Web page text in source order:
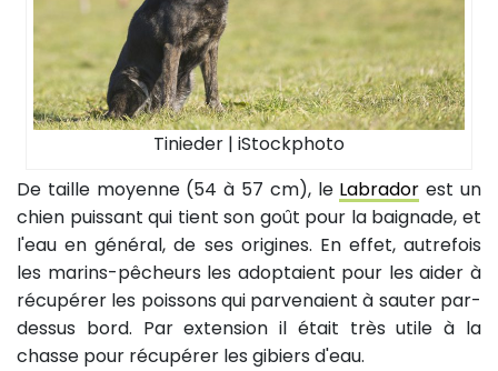
Tinieder | iStockphoto
De taille moyenne (54 à 57 cm), le Labrador est un
chien puissant qui tient son goût pour la baignade, et
l'eau en général, de ses origines. En effet, autrefois
les marins-pêcheurs les adoptaient pour les aider à
récupérer les poissons qui parvenaient à sauter par-
dessus bord. Par extension il était très utile à la
chasse pour récupérer les gibiers d'eau.